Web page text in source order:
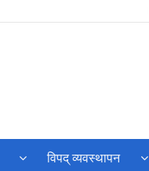
विपद् व्यवस्थापन